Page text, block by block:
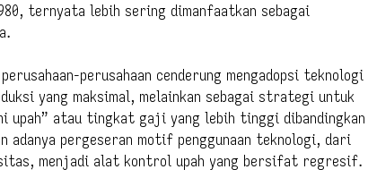
ternyata lebih sering dimanfaatkan sebagai
perusahaan cenderung mengadopsi teknologi
yang maksimal, melainkan sebagai strategi untuk
upah” atau tingkat gaji yang lebih tinggi dibandingkan
adanya pergeseran motif penggunaan teknologi, dari
menjadi alat kontrol upah yang bersifat regresif.